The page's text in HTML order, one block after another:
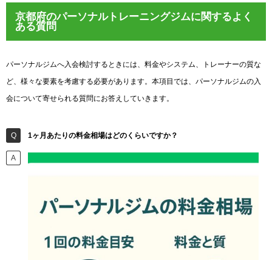
京都府のパーソナルトレーニングジムに関するよく
ある質問
パーソナルジムへ入会検討するときには、料金やシステム、トレーナーの質な
ど、様々な要素を考慮する必要があります。本項目では、パーソナルジムの入
会について寄せられる質問にお答えしていきます。
1ヶ月あたりの料金相場はどのくらいですか？